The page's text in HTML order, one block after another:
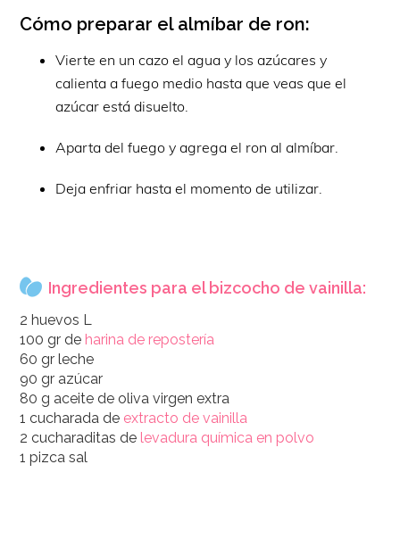
Cómo preparar el almíbar de ron:
Vierte en un cazo el agua y los azúcares y
calienta a fuego medio hasta que veas que el
azúcar está disuelto.
Aparta del fuego y agrega el ron al almíbar.
Deja enfriar hasta el momento de utilizar.
Ingredientes para el bizcocho de vainilla:
2 huevos L
100 gr de harina de repostería
60 gr leche
90 gr azúcar
80 g aceite de oliva virgen extra
1 cucharada de extracto de vainilla
2 cucharaditas de levadura química en polvo
1 pizca sal